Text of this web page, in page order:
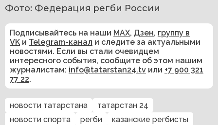
Фото: Федерация регби России
Подписывайтесь на наши MAX, Дзен, группу в
VK и Telegram-канал и следите за актуальными
новостями. Если вы стали очевидцем
интересного события, сообщите об этом нашим
журналистам: info@tatarstan24.tv или +7 900 321
77 22.
новости татарстана
татарстан 24
новости спорта
регби казанские регбисты